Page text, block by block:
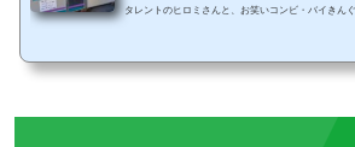
タレントのヒロミさんと、お笑いコンビ・バイきん
店の番組内で紹介された群馬のオモウマい店、さら